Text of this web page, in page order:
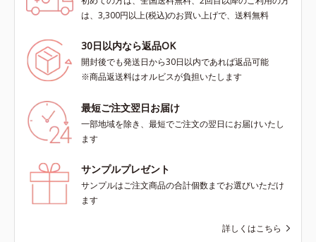
は、3,300円以上(税込)のお買い上げで、送料無料
30日以内なら返品OK
開封後でも発送日から30日以内であれば返品可能
※商品返送料はオルビスが負担いたします
最短ご注文翌日お届け
一部地域を除き、最短でご注文の翌日にお届けいたし
ます
サンプルプレゼント
サンプルはご注文商品の合計個数までお選びいただけ
ます
詳しくはこちら